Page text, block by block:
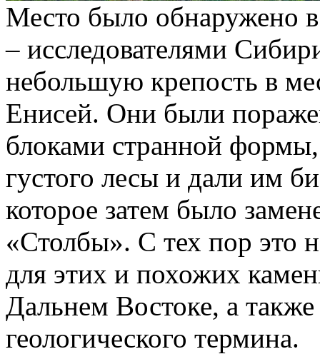
Место было обнаружено
– исследователями
небольшую крепость в
Енисей. Они были
блоками странной
густого лесы и дали им
которое затем было
«Столбы». С тех пор это
для этих и похожих
Дальнем Востоке, а
геологического термина.